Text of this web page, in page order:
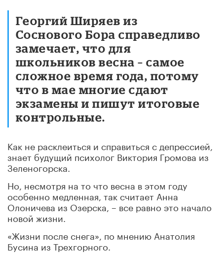
Георгий Ширяев из
Соснового Бора справедливо
замечает, что для
школьников весна – самое
сложное время года, потому
что в мае многие сдают
экзамены и пишут итоговые
контрольные.
Как не расклеиться и справиться с депрессией,
знает будущий психолог Виктория Громова из
Зеленогорска.
Но, несмотря на то что весна в этом году
особенно медленная, так считает Анна
Олоничева из Озерска, – все равно это начало
новой жизни.
«Жизни после снега», по мнению Анатолия
Бусина из Трехгорного.